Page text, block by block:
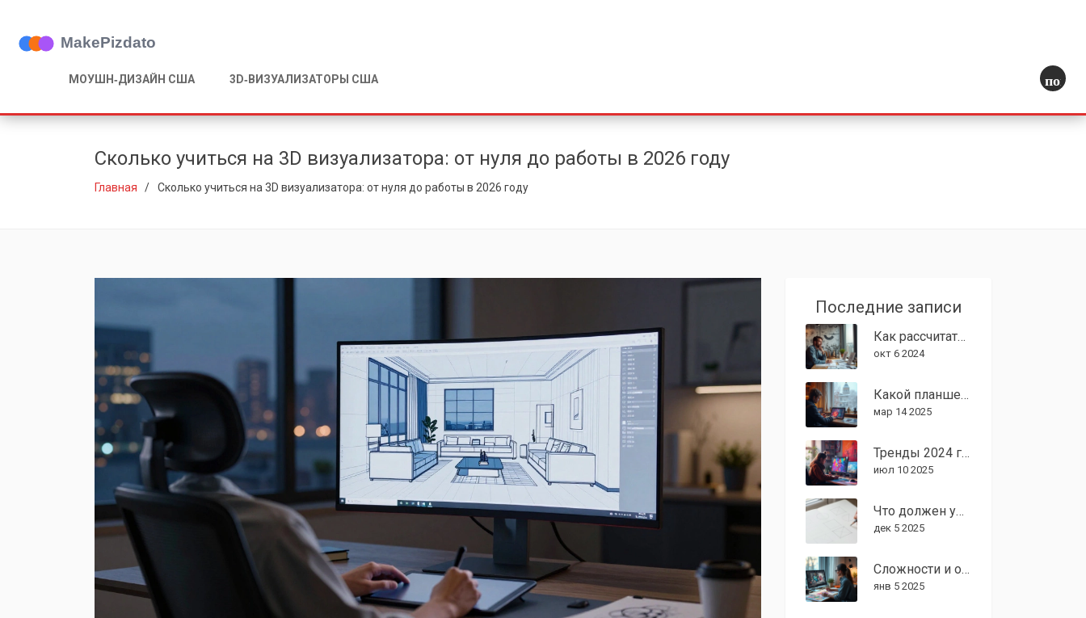
МОУШН‑ДИЗАЙН США 3D‑ВИЗУАЛИЗАТОРЫ США поиск
Сколько учиться на 3D визуализатора: от нуля до работы в 2026 году
Главная Сколько учиться на 3D визуализатора: от нуля до работы в 2026 году
Последние записи
Как рассчитать стоимость услуг 3D моделирования
окт 6 2024
Какой планшет лучше для графического дизайна?
мар 14 2025
Тренды 2024 года в графическом дизайне: ключевые направления и новинки
июл 10 2025
Что должен уметь рисовать графический дизайнер: базовые навыки без которых не обойтись
дек 5 2025
Сложности и особенности профессии графического дизайнера
янв 5 2025